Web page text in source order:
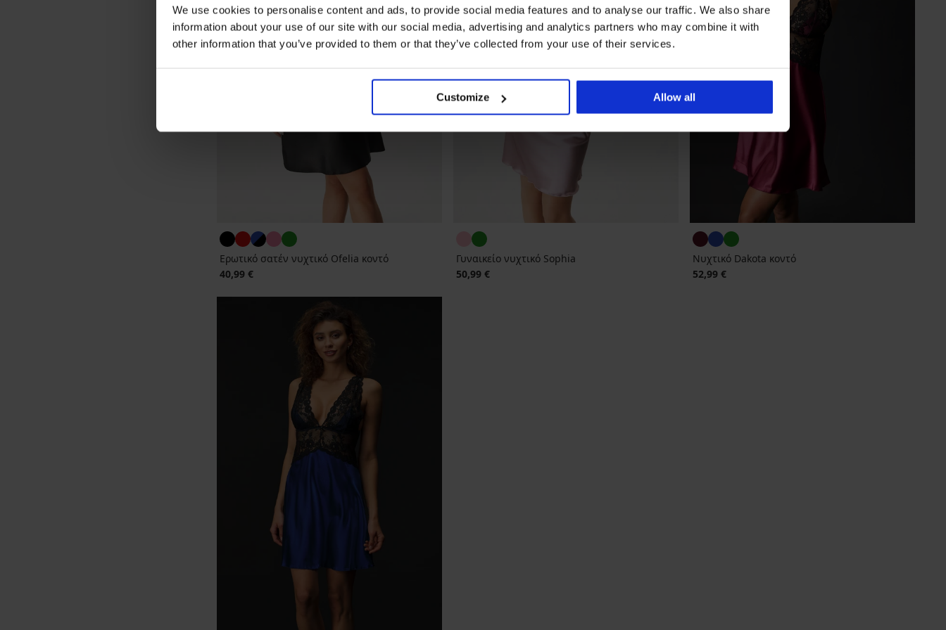
We use cookies to personalise content and ads, to provide social media features and to analyse our traffic. We also share
information about your use of our site with our social media, advertising and analytics partners who may combine it with
other information that you’ve provided to them or that they’ve collected from your use of their services.
Customize Allow all
Ερωτικό σατέν νυχτικό Ofelia κοντό
40,99 €
Γυναικείο νυχτικό Sophia
50,99 €
Νυχτικό Dakota κοντό
52,99 €